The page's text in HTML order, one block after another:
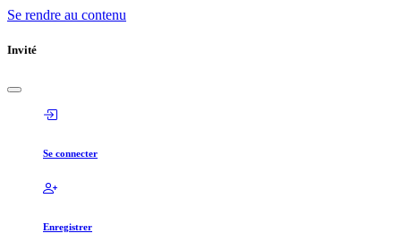
Se rendre au contenu
Invité
Se connecter
Enregistrer